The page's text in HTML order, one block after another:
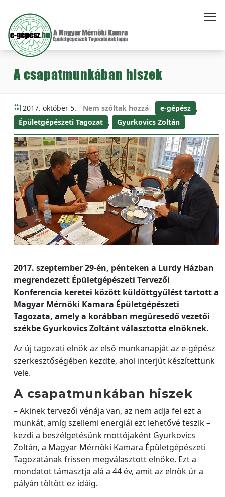
A csapatmunkában hiszek
2017. október 5. Nem szóltak hozzá e-gépész ,
Épületgépészeti Tagozat , Gyurkovics Zoltán
2017. szeptember 29-én, pénteken a Lurdy Házban
megrendezett Épületgépészeti Tervezői
Konferencia keretei között küldöttgyűlést tartott a
Magyar Mérnöki Kamara Épületgépészeti
Tagozata, amely a korábban megüresedő vezetői
székbe Gyurkovics Zoltánt választotta elnöknek.
Az új tagozati elnök az első munkanapját az e-gépész
szerkesztőségében kezdte, ahol interjút készítettünk
vele.
A csapatmunkában hiszek
– Akinek tervezői vénája van, az nem adja fel ezt a
munkát, amíg szellemi energiái ezt lehetővé teszik –
kezdi a beszélgetésünk mottójaként Gyurkovics
Zoltán, a Magyar Mérnöki Kamara Épületgépészeti
Tagozatának frissen megválasztott elnöke. Ezt a
mondatot támasztja alá a 44 év, amit az elnök úr a
pályán töltött ez idáig.